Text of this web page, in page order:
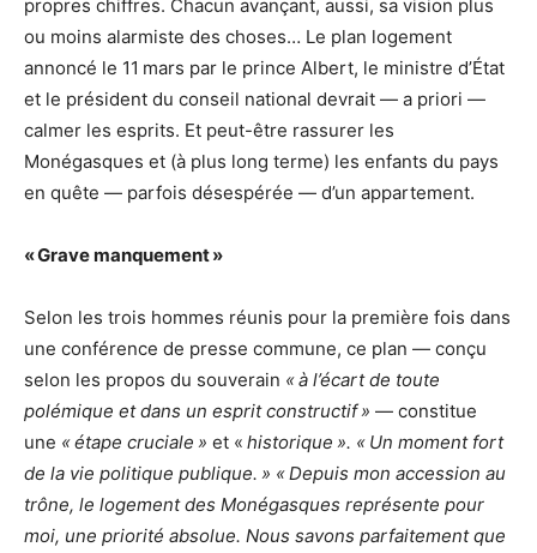
propres chiffres. Chacun avançant, aussi, sa vision plus
ou moins alarmiste des choses… Le plan logement
annoncé le 11 mars par le prince Albert, le ministre d’État
et le président du conseil national devrait — a priori —
calmer les esprits. Et peut-être rassurer les
Monégasques et (à plus long terme) les enfants du pays
en quête — parfois désespérée — d’un appartement.
« Grave manquement »
Selon les trois hommes réunis pour la première fois dans
une conférence de presse commune, ce plan — conçu
selon les propos du souverain « à l’écart de toute
polémique et dans un esprit constructif » — constitue
une « étape cruciale » et « historique ». « Un moment fort
de la vie politique publique. » « Depuis mon accession au
trône, le logement des Monégasques représente pour
moi, une priorité absolue. Nous savons parfaitement que